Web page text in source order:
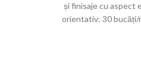
și finisaje cu aspect
orientativ: 30 bucăți/